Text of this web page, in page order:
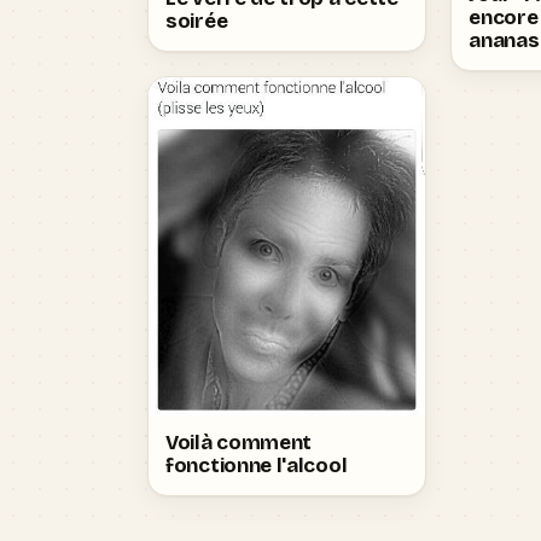
soirée
Voilà comment
fonctionne l'alcool
encore
ananas